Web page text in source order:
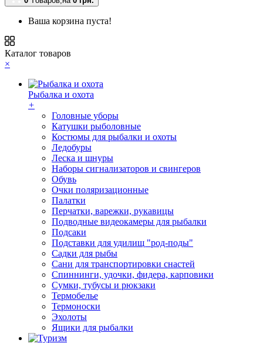
Ваша корзина пуста!
Каталог товаров
×
Рыбалка и охота
+
Головные уборы
Катушки рыболовные
Костюмы для рыбалки и охоты
Ледобуры
Леска и шнуры
Наборы сигнализаторов и свингеров
Обувь
Очки поляризационные
Палатки
Перчатки, варежки, рукавицы
Подводные видеокамеры для рыбалки
Подсаки
Подставки для удилищ "род-поды"
Садки для рыбы
Сани для транспортировки снастей
Спиннинги, удочки, фидера, карповики
Сумки, тубусы и рюкзаки
Термобелье
Термоноски
Эхолоты
Ящики для рыбалки